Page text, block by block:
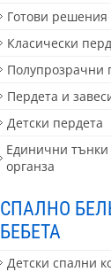
Готови решения
Класически
Полупрозрачни
Пердета и
Детски пердета
Единични тънки
органза
СПАЛНО
БЕБЕТА
Детски спални